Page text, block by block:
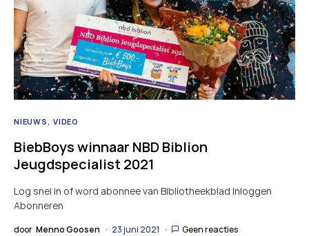
NIEUWS VIDEO
BiebBoys winnaar NBD Biblion
Jeugdspecialist 2021
Log snel in of word abonnee van Bibliotheekblad Inloggen
Abonneren
door Menno Goosen 23 juni 2021 Geen reacties